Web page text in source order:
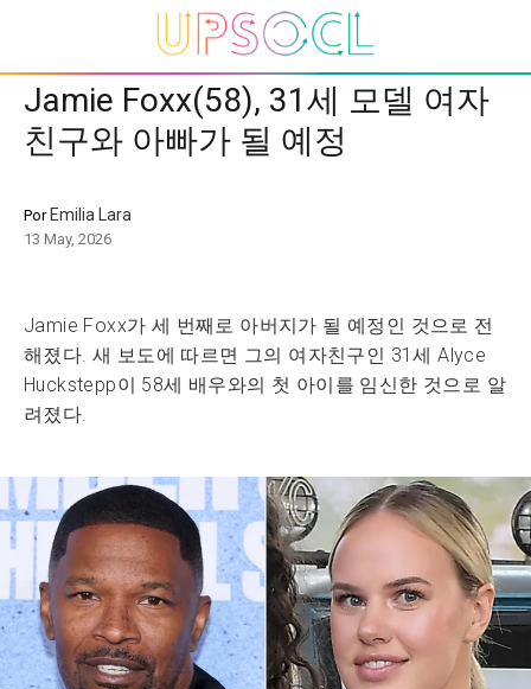
Jamie Foxx(58), 31세 모델 여자
친구와 아빠가 될 예정
Por Emilia Lara
13 May, 2026
Jamie Foxx가 세 번째로 아버지가 될 예정인 것으로 전
해졌다. 새 보도에 따르면 그의 여자친구인 31세 Alyce
Huckstepp이 58세 배우와의 첫 아이를 임신한 것으로 알
려졌다.